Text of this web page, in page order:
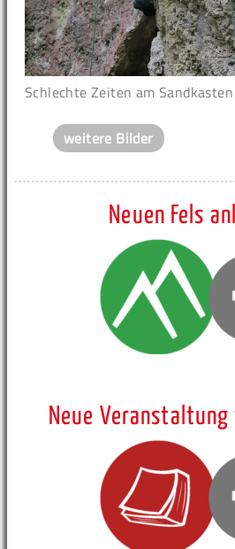
Schlechte Zeiten am
weitere Bilder
Neuen Fels
Neue Veranstaltung